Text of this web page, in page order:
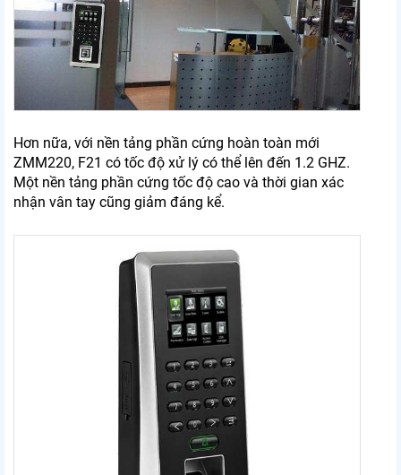
Hơn nữa, với nền tảng phần cứng hoàn toàn mới
ZMM220, F21 có tốc độ xử lý có thể lên đến 1.2 GHZ.
Một nền tảng phần cứng tốc độ cao và thời gian xác
nhận vân tay cũng giảm đáng kể.